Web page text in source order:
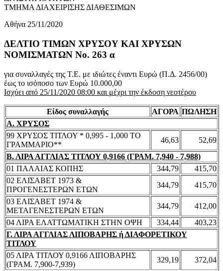
ΤΜΗΜΑ ΔΙΑΧΕΙΡΙΣΗΣ ΔΙΑΘΕΣΙΜΩΝ
Αθήνα 25/11/2020
ΔΕΛΤΙΟ ΤΙΜΩΝ ΧΡΥΣΟΥ ΚΑΙ ΧΡΥΣΩΝ
ΝΟΜΙΣΜΑΤΩΝ No. 263 α
για συναλλαγές της Τ.Ε. με ιδιώτες έναντι Ευρώ (Π.Δ. 2456/00)
έως το ισόποσο των Ευρώ 10.000,00
Ισχύει από 25/11/2020 08:00 και μέχρι την έκδοση νεοτέρου
Είδος συναλλαγής ΑΓΟΡΑ ΠΩΛΗΣΗ
Α. ΧΡΥΣΟΣ
99 ΧΡΥΣΟΣ ΤΙΤΛΟΥ * 0,995 - 1,000 ΤΟ
ΓΡΑΜΜΑΡΙΟ**
46,63
52,69
Β. ΛΙΡΑ ΑΓΓΛΙΑΣ ΤΙΤΛΟΥ 0,9166 (ΓΡΑΜ. 7,940 - 7,988)
01 ΠΑΛΑΙΑΣ ΚΟΠΗΣ
344,79
415,70
02 ΕΛΙΣΑΒΕΤ 1973 &
ΠΡΟΓΕΝΕΣΤΕΡΩΝ ΕΤΩΝ
344,79
415,70
03 ΕΛΙΣΑΒΕΤ 1974 &
ΜΕΤΑΓΕΝΕΣΤΕΡΩΝ ΕΤΩΝ
344,79
412,00
04 ΛΙΡΑ ΕΛΑΤΤΩΜΑΤΙΚΗ ΣΤΗΝ ΟΨΗ
334,44
403,23
Γ. ΛΙΡΑ ΑΓΓΛΙΑΣ ΛΙΠΟΒΑΡΗΣ ή ΔΙΑΦΟΡΕΤΙΚΟΥ
ΤΙΤΛΟΥ
05 ΛΙΡΑ ΤΙΤΛΟΥ 0,9166 ΛΙΠΟΒΑΡΗΣ
(ΓΡΑΜ. 7,900-7,939)
329,19
372,04